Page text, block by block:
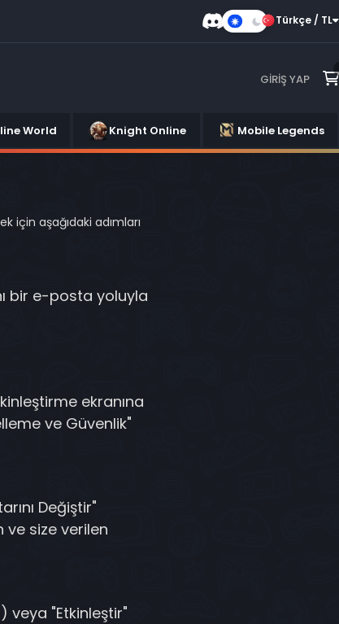
Karanlık
Türkçe / TL
GIRIŞ YAP
World Knight Online Mobile Legends
için aşağıdaki adımları
bir e-posta yoluyla
ekranına
ve Güvenlik"
Değiştir"
ve size verilen
veya "Etkinleştir"